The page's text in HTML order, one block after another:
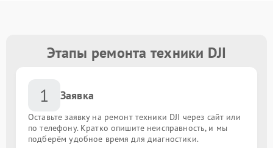
Этапы ремонта техники DJI
1 Заявка
Оставьте заявку на ремонт техники DJI через сайт или
по телефону. Кратко опишите неисправность, и мы
подберём удобное время для диагностики.